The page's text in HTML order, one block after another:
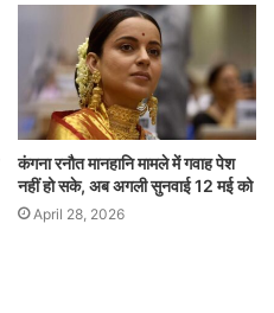
कंगना रनौत मानहानि मामले में गवाह पेश
नहीं हो सके, अब अगली सुनवाई 12 मई को
April 28, 2026